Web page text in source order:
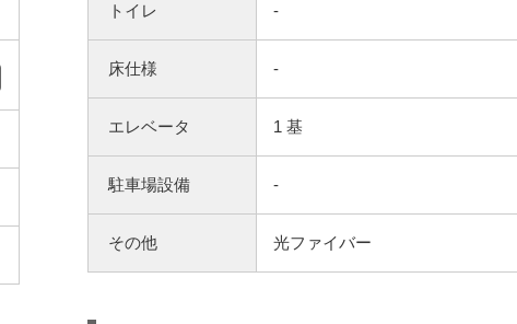
トイレ -
床仕様 -
エレベータ 1 基
駐車場設備 -
その他 光ファイバー